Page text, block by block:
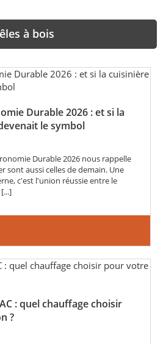
à bois
Durable 2026 : et si la
le symbol
Durable 2026 nous rappelle
sont aussi celles de demain. Une
c'est l'union réussie entre le
: quel chauffage choisir
?